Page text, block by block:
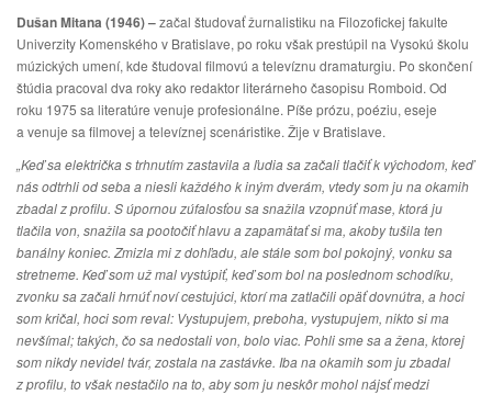
Dušan Mitana (1946) –začal študovať žurnalistiku na Filozofickej fakulte
Univerzity Komenského v Bratislave, po roku však prestúpil na Vysokú školu
múzických umení, kde študoval filmovú a televíznu dramaturgiu. Po skončení
štúdia pracoval dva roky ako redaktor literárneho časopisu Romboid. Od
roku 1975 sa literatúre venuje profesionálne. Píše prózu, poéziu, eseje
a venuje sa filmovej a televíznej scenáristike. Žije v Bratislave.
„Keď sa električka s trhnutím zastavila a ľudia sa začali tlačiť k východom, keď
nás odtrhli od seba a niesli každého k iným dverám, vtedy som ju na okamih
zbadal z profilu. S úpornou zúfalosťou sa snažila vzopnúť mase, ktorá ju
tlačila von, snažila sa pootočiť hlavu a zapamätať si ma, akoby tušila ten
banálny koniec. Zmizla mi z dohľadu, ale stále som bol pokojný, vonku sa
stretneme. Keď som už mal vystúpiť, keď som bol na poslednom schodíku,
zvonku sa začali hrnúť noví cestujúci, ktorí ma zatlačili opäť dovnútra, a hoci
som kričal, hoci som reval: Vystupujem, preboha, vystupujem, nikto si ma
nevšímal; takých, čo sa nedostali von, bolo viac. Pohli sme sa a žena, ktorej
som nikdy nevidel tvár, zostala na zastávke. Iba na okamih som ju zbadal
z profilu, to však nestačilo na to, aby som ju neskôr mohol nájsť medzi